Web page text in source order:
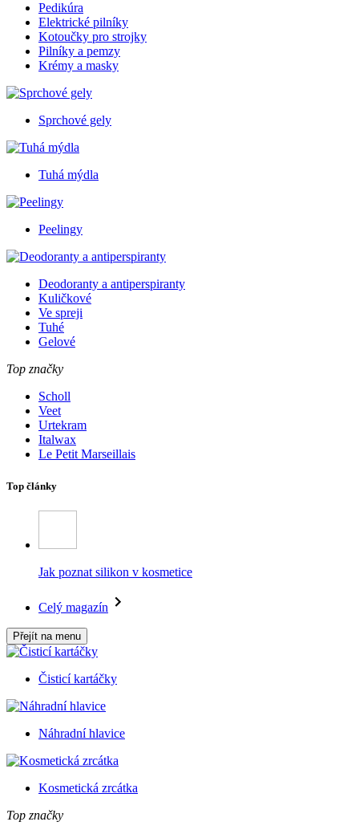
Pedikúra
Elektrické pilníky
Kotoučky pro strojky
Pilníky a pemzy
Krémy a masky
Sprchové gely
Tuhá mýdla
Peelingy
Deodoranty a antiperspiranty
Kuličkové
Ve spreji
Tuhé
Gelové
Top značky
Scholl
Veet
Urtekram
Italwax
Le Petit Marseillais
Top články
Jak poznat silikon v kosmetice
Celý magazín
Přejít na menu
Čisticí kartáčky
Náhradní hlavice
Kosmetická zrcátka
Top značky